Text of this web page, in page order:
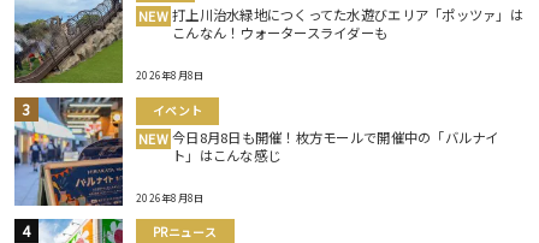
NEW 打上川治水緑地につくってた水遊びエリア「ポッツァ」は
こんなん！ウォータースライダーも
2026年8月8日
イベント
NEW 今日8月8日も開催！枚方モールで開催中の「バルナイ
ト」はこんな感じ
2026年8月8日
PRニュース